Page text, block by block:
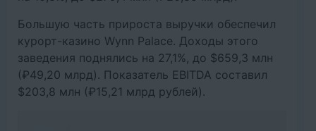
Большую часть прироста выручки обеспечил
курорт-казино Wynn Palace. Доходы этого
заведения поднялись на 27,1%, до $659,3 млн
(₽49,20 млрд). Показатель EBITDA составил
$203,8 млн (₽15,21 млрд рублей).